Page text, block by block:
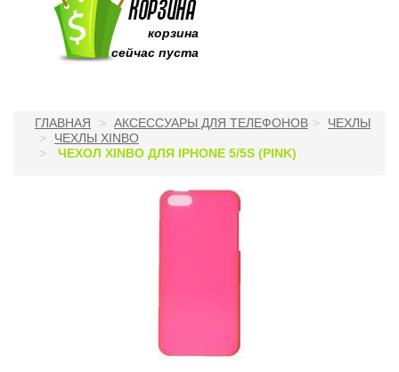
корзина
сейчас пуста
ГЛАВНАЯ АКСЕССУАРЫ ДЛЯ ТЕЛЕФОНОВ
ЧЕХЛЫ
ЧЕХЛЫ XINBO
ЧЕХОЛ XINBO ДЛЯ IPHONE 5/5S (PINK)